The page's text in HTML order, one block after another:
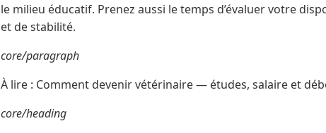
le milieu éducatif. Prenez aussi le temps d’évaluer votre
et de stabilité.
core/paragraph
À lire : Comment devenir vétérinaire — études, salaire et
core/heading